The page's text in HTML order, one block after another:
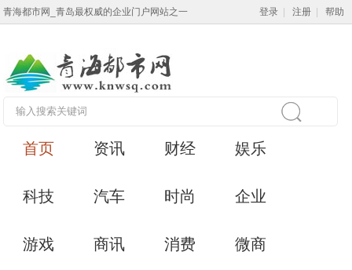
青海都市网_青岛最权威的企业门户网站之一 登录 注册 帮助
首页 资讯 财经 娱乐
科技 汽车 时尚 企业
游戏 商讯 消费 微商